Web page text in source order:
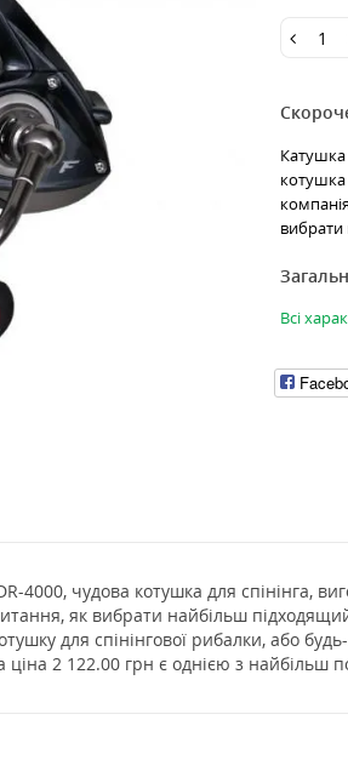
Катушка
котушка
вибрати
Всі
чудова котушка для спінінга,
як вибрати найбільш
для спінінгової рибалки, або
2 122.00 грн є однією з найбільш